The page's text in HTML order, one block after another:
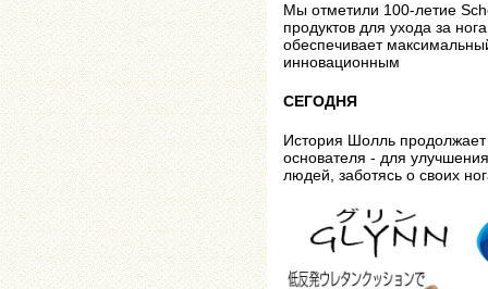
Мы отметили 100-летие
продуктов для ухода за
обеспечивает
инновационным
CЕГОДНЯ
История Шолль
основателя - для
людей, заботясь о своих